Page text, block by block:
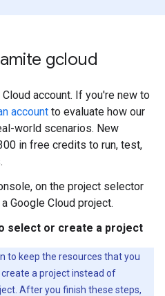
gcloud
account. If you're new to
account to evaluate how our
world scenarios. New
in free credits to run, test,
on the project selector
Google Cloud project.
select or create a project
to keep the resources that you
a project instead of
After you finish these steps,